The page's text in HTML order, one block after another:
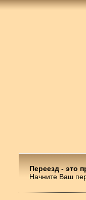
Переезд - это
Начните Ваш